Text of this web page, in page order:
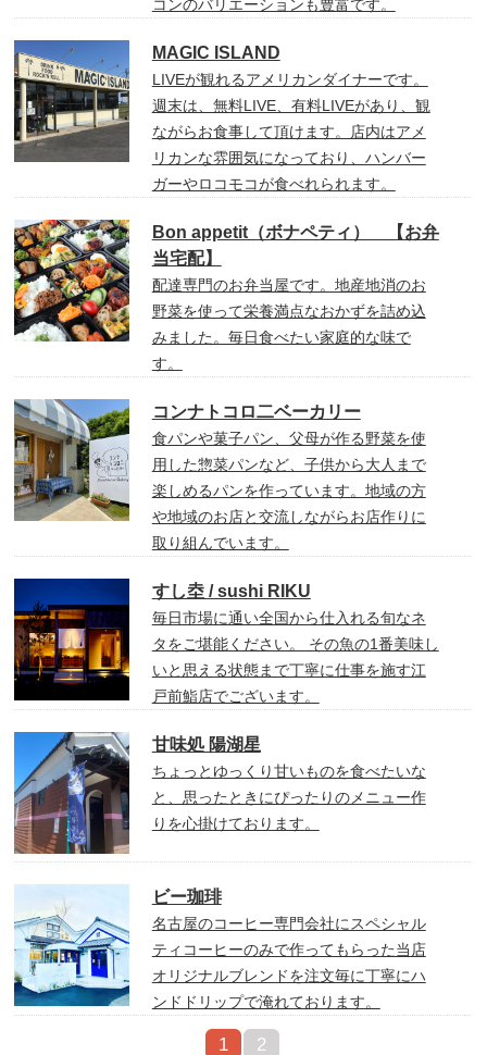
コンのバリエーションも豊富です。
MAGIC ISLAND
LIVEが観れるアメリカンダイナーです。
週末は、無料LIVE、有料LIVEがあり、観
ながらお食事して頂けます。店内はアメ
リカンな雰囲気になっており、ハンバー
ガーやロコモコが食べれられます。
Bon appetit（ボナペティ） 【お弁
当宅配】
配達専門のお弁当屋です。地産地消のお
野菜を使って栄養満点なおかずを詰め込
みました。毎日食べたい家庭的な味で
す。
コンナトコロ二ベーカリー
食パンや菓子パン、父母が作る野菜を使
用した惣菜パンなど、子供から大人まで
楽しめるパンを作っています。地域の方
や地域のお店と交流しながらお店作りに
取り組んでいます。
すし坴 / sushi RIKU
毎日市場に通い全国から仕入れる旬なネ
タをご堪能ください。 その魚の1番美味し
いと思える状態まで丁寧に仕事を施す江
戸前鮨店でございます。
甘味処 陽湖星
ちょっとゆっくり甘いものを食べたいな
と、思ったときにぴったりのメニュー作
りを心掛けております。
ビー珈琲
名古屋のコーヒー専門会社にスペシャル
ティコーヒーのみで作ってもらった当店
オリジナルブレンドを注文毎に丁寧にハ
ンドドリップで淹れております。
1 2